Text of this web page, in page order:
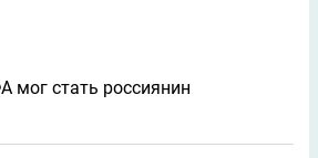
мог стать россиянин